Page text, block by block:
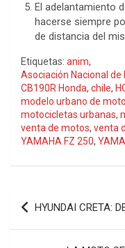
El adelantamiento
hacerse siempre
de distancia del
Etiquetas: anim,
Asociación Nacional
CB190R Honda, chile,
modelo urbano de
motocicletas urbanas,
venta de motos, venta
YAMAHA FZ 250,
Navegación
de
entradas
HYUNDAI CRETA: